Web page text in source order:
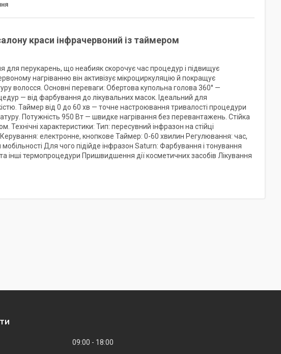
краси інфрачервоний із таймером
перукарень, що неабияк скорочує час процедур і підвищує
нагріванню він активізує мікроциркуляцію й покращує
волосся. Основні переваги: Обертова купольна голова 360° —
— від фарбування до лікувальних масок. Ідеальний для
Таймер від 0 до 60 хв — точне настроювання тривалості процедури
Потужність 950 Вт — швидке нагрівання без перевантажень. Стійка
характеристики: Тип: пересувний інфразон на стійці
електронне, кнопкове Таймер: 0-60 хвилин Регулювання: час,
Для чого підійде інфразон Saturn: Фарбування і тонування
інші термопроцедури Пришвидшення дії косметичних засобів Лікування
09:00
18:00